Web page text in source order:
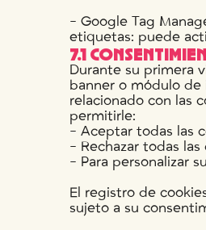
- Google Tag
etiquetas: puede
7.1
Durante su primera
banner o módulo de
relacionado con las
permitirle:
- Aceptar todas las
- Rechazar todas las
- Para personalizar
El registro de
sujeto a su